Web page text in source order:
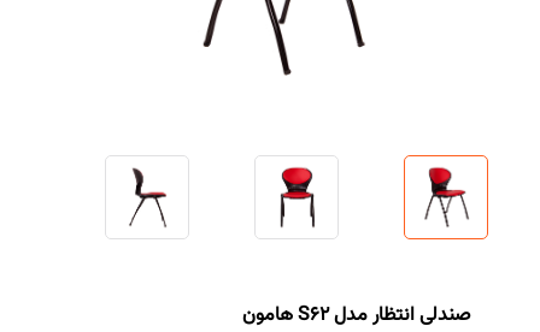
صندلی انتظار مدل S62 هامون